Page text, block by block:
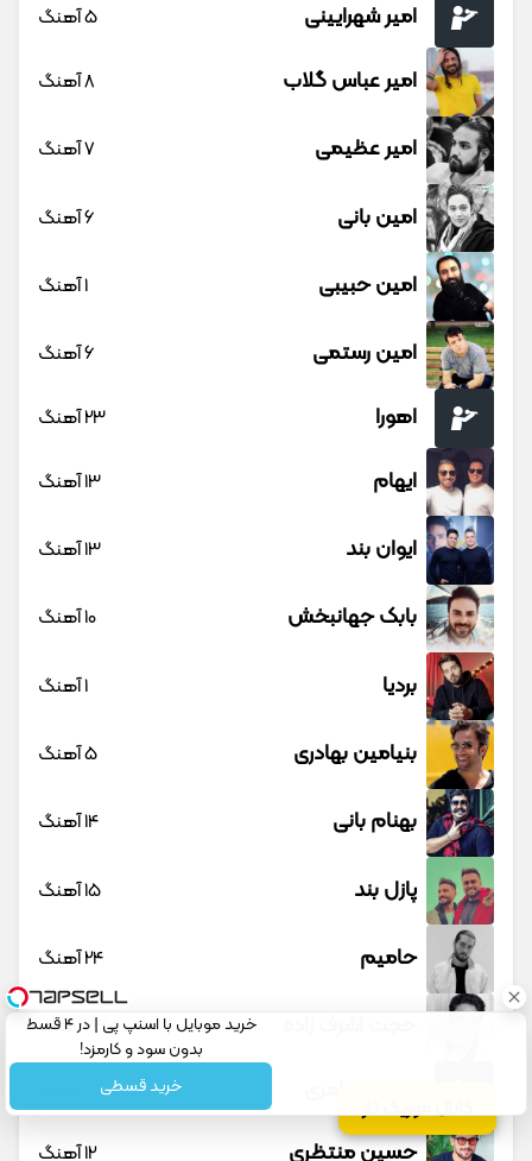
کانال موزیک تار
امیر شهرایینی 5 آهنگ
امیر عباس گلاب 8 آهنگ
امیر عظیمی 7 آهنگ
امین بانی 6 آهنگ
امین حبیبی 1 آهنگ
امین رستمی 6 آهنگ
اهورا 23 آهنگ
ایهام 13 آهنگ
ایوان بند 13 آهنگ
بابک جهانبخش 10 آهنگ
بردیا 1 آهنگ
بنیامین بهادری 5 آهنگ
بهنام بانی 14 آهنگ
پازل بند 15 آهنگ
حامیم 24 آهنگ
23 آهنگ
حسین منتظری 12 آهنگ
خرید موبایل با اسنپ پی | در ۴ قسط
بدون سود و کارمزد!
خرید قسطی